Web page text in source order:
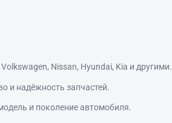
Nissan, Hyundai, Kia и другими.
и надёжность запчастей.
и поколение автомобиля.